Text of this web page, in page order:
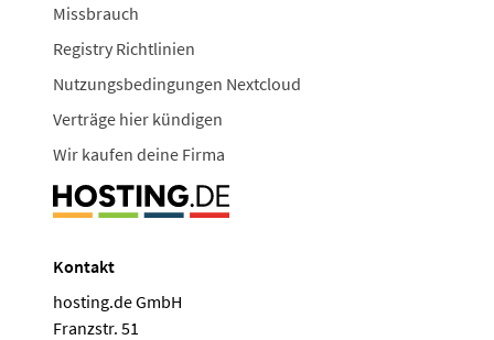
Missbrauch
Registry Richtlinien
Nutzungsbedingungen Nextcloud
Verträge hier kündigen
Wir kaufen deine Firma
Kontakt
hosting.de GmbH
Franzstr. 51